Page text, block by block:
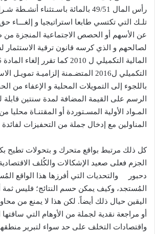
رأس المال 49/51 بالمائة باسـتثناء
تلـك التي تكتسي طابعا استراتيجيا و إلغـــاء
عن الأسهم أو الحصص الاجتماعية المنجزة
التكميلي ل2016 المتضـمنة إلزاميـة
باللجوء إلى التمويلات المحلية و الإعفاء من
الرسم على القيمة المضافة لمدة سنتين قابلة
المـواد الأولية المسـتوردة أو المقتنـاة محليا
المناولين مع إدخال جملة من التحفيزات
كل ذلك مرتبط بواقع متحرك و بتحولات تطيح
الجزم فعلى صعيد الإشكالات والكُلف
دحبور
والتحديات التي أفرزها هذا الواقع
المُستجد، وكيف يمكن حسم النتائج؛ فليس ثمة
اليقين حيال ذلك أيضاً. لكن هذا لا يمنع من
أو مراجعة نقدية لجملة من الأوهام التي
واقتصادات التخلف على حد سواء لتبرير